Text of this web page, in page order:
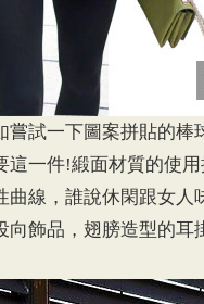
試一下圖案拼貼的棒
這一件!緞面材質的使
曲線，誰說休閑跟女人
向飾品，翅膀造型的耳